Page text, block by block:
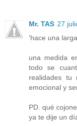
Mr. TAS 27
'hace una
una medida
todo se
realidades tu
emocional y
PD. qué
ya te dije un